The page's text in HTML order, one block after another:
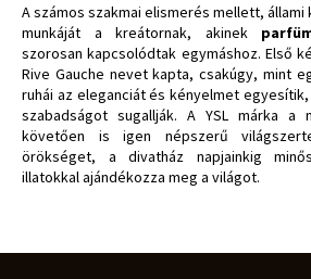
A számos szakmai elismerés mellett,
munkáját a kreátornak, akinek
szorosan kapcsolódtak egymáshoz. Első
Rive Gauche nevet kapta, csakúgy, mint
ruhái az eleganciát és kényelmet
szabadságot sugallják. A YSL márka a
követően is igen népszerű
örökséget, a divatház napjainkig
illatokkal ajándékozza meg a világot.